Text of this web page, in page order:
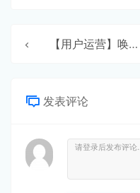
【用户运营】唤醒与召回用户
发表评论